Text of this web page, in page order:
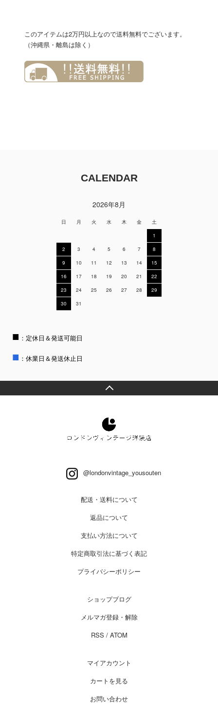
このアイテムは2万円以上なので送料無料でございます。
（沖縄県・離島は除く）
CALENDAR
2026年8月
日 月 火 水 木 金
土
1
2
3 4 5 6 7
8
9
10 11 12 13 14
15
16
17 18 19 20 21
22
23
24 25 26 27 28
29
30
31
■ ：定休日＆発送可能日
■ ：休業日＆発送休止日
@londonvintage_yousouten
配送・送料について
返品について
支払い方法について
特定商取引法に基づく表記
プライバシーポリシー
ショップブログ
メルマガ登録・解除
RSS / ATOM
マイアカウント
カートを見る
お問い合わせ